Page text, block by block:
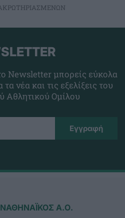
Newsletter μπορείς εύκολα
νέα και τις εξελίξεις του
Αθλητικού Ομίλου
Α.Ο.